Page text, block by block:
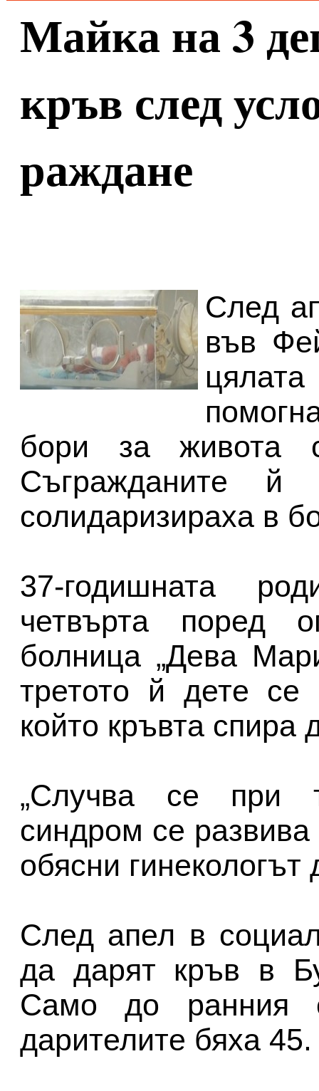
Майка на 3
кръв след
раждане
След
във
бори за живота
Съгражданите
солидаризираха в
37-годишната
четвърта поред
болница „Дева
третото й дете се
който кръвта спира
„Случва се при
синдром се
обясни гинекологът
След апел в
да дарят кръв в
Само до ранния
дарителите бяха 45.